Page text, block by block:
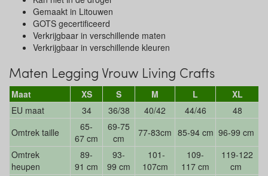
Gemaakt in Litouwen
GOTS gecertificeerd
Verkrijgbaar in verschillende maten
Verkrijgbaar in verschillende kleuren
Maten Legging Vrouw Living Crafts
Maat XS S M L
XL
EU maat
34 36/38 40/42 44/46
48
Omtrek taille
65-
67 cm
69-75
cm
77-83cm 85-94 cm 96-99 cm
Omtrek
heupen
89-
91 cm
93-
99 cm
101-
107cm
109-
117 cm
119-122
cm